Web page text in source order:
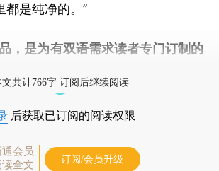
都是纯净的。”
，是为有双语需求读者专门订制的
文共计766字 订阅后继续阅读
后获取已订阅的阅读权限
通会员
全文
订阅/会员升级